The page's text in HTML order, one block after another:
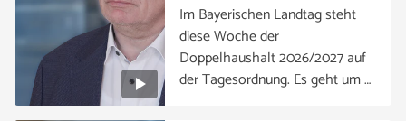
Im Bayerischen Landtag steht
diese Woche der
Doppelhaushalt 2026/2027 auf
der Tagesordnung. Es geht um …